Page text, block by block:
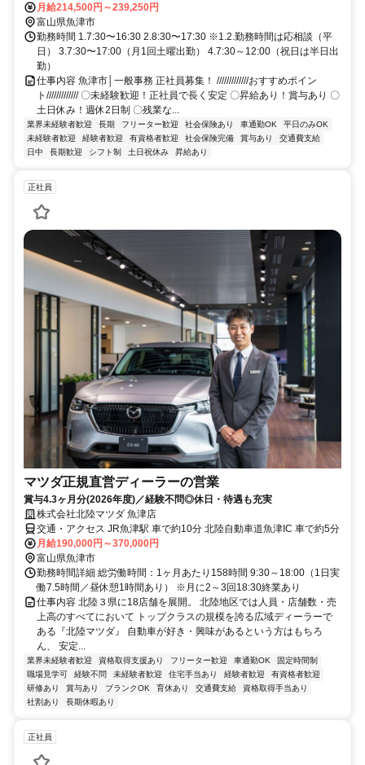
月給214,500円～239,250円
富山県魚津市
勤務時間 1.7:30〜16:30 2.8:30〜17:30 ※1.2.勤務時間は応相談（平
日） 3.7:30〜17:00（月1回土曜出勤） 4.7:30～12:00（祝日は半日出
勤）
仕事内容 魚津市│一般事務 正社員募集！ /////////////おすすめポイン
ト///////////// 〇未経験歓迎！正社員で長く安定 〇昇給あり！賞与あり 〇
土日休み！週休2日制 〇残業な...
業界未経験者歓迎 長期 フリーター歓迎 社会保険あり 車通勤OK
平日のみOK
未経験者歓迎
経験者歓迎 有資格者歓迎 社会保険完備 賞与あり
交通費支給
日中
長期歓迎 シフト制 土日祝休み 昇給あり
正社員
マツダ正規直営ディーラーの営業
賞与4.3ヶ月分(2026年度)／経験不問◎休日・待遇も充実
株式会社北陸マツダ 魚津店
交通・アクセス JR魚津駅 車で約10分 北陸自動車道魚津IC 車で約5分
月給190,000円～370,000円
富山県魚津市
勤務時間詳細 総労働時間：1ヶ月あたり158時間 9:30～18:00（1日実
働7.5時間／昼休憩1時間あり） ※月に2～3回18:30終業あり
仕事内容 北陸３県に18店舗を展開。 北陸地区では人員・店舗数・売
上高のすべてにおいて トップクラスの規模を誇る広域ディーラーで
ある『北陸マツダ』 自動車が好き・興味があるという方はもちろ
ん、 安定...
業界未経験者歓迎 資格取得支援あり フリーター歓迎 車通勤OK
固定時間制
職場見学可
経験不問 未経験者歓迎 住宅手当あり 経験者歓迎
有資格者歓迎
研修あり
賞与あり ブランクOK 育休あり 交通費支給
資格取得手当あり
社割あり
長期休暇あり
正社員